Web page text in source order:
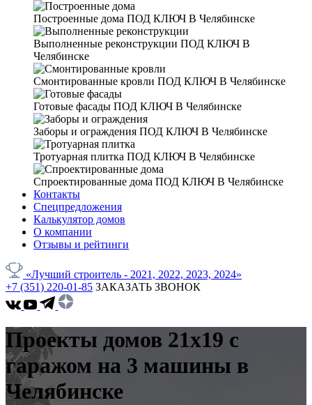
Построенные дома ПОД КЛЮЧ В Челябинске
Выполненные реконструкции ПОД КЛЮЧ В
Челябинске
Смонтированные кровли ПОД КЛЮЧ В Челябинске
Готовые фасады ПОД КЛЮЧ В Челябинске
Заборы и ограждения ПОД КЛЮЧ В Челябинске
Тротуарная плитка ПОД КЛЮЧ В Челябинске
Спроектированные дома ПОД КЛЮЧ В Челябинске
Контакты
Спецпредложения
Калькулятор домов
О компании
Отзывы и рейтинги
«Лучший строитель - 2021, 2022, 2023, 2024»
+7 (351) 220-01-85 ЗАКАЗАТЬ ЗВОНОК
Проекты домов 21x19 с
гаражом на 3 машины в
Челябинске